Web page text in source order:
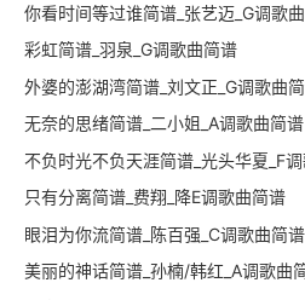
你看时间等过谁简谱_张艺迈_G调歌
彩虹简谱_羽泉_G调歌曲简谱
外婆的澎湖湾简谱_刘文正_G调歌曲
无奈的思绪简谱_二小姐_A调歌曲简谱
不负时光不负天涯简谱_光头华夏_F
只有分离简谱_费翔_降E调歌曲简谱
眼泪为你流简谱_陈百强_C调歌曲简谱
美丽的神话简谱_孙楠/韩红_A调歌曲